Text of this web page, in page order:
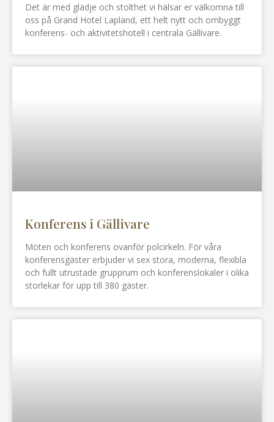
Det är med glädje och stolthet vi hälsar er välkomna till
oss på Grand Hotel Lapland, ett helt nytt och ombyggt
konferens- och aktivitetshotell i centrala Gällivare.
Konferens i Gällivare
Möten och konferens ovanför polcirkeln. För våra
konferensgäster erbjuder vi sex stora, moderna, flexibla
och fullt utrustade grupprum och konferenslokaler i olika
storlekar för upp till 380 gäster.